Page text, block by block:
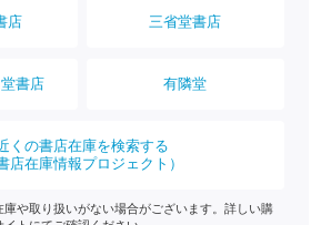
店 三省堂書店
書店 有隣堂
くの書店在庫を検索する
書店在庫情報プロジェクト）
や取り扱いがない場合がございます。詳しい購